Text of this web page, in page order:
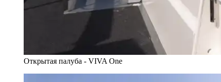
Открытая палуба - VIVA One